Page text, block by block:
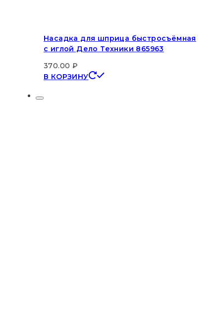
Насадка для шприца быстросъёмная
с иглой Дело Техники 865963
370.00 ₽
В КОРЗИНУ